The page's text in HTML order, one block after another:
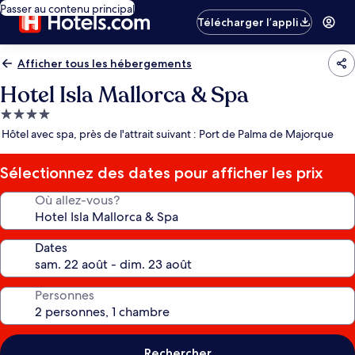
Passer au contenu principal
Télécharger l’appli
Afficher tous les hébergements
Hotel Isla Mallorca & Spa
Hébergement
4.0 étoiles
Hôtel avec spa, près de l'attrait suivant : Port de Palma de Majorque
Sélectionnez des dates pour afficher les prix
Où allez-vous?
Dates
Personnes